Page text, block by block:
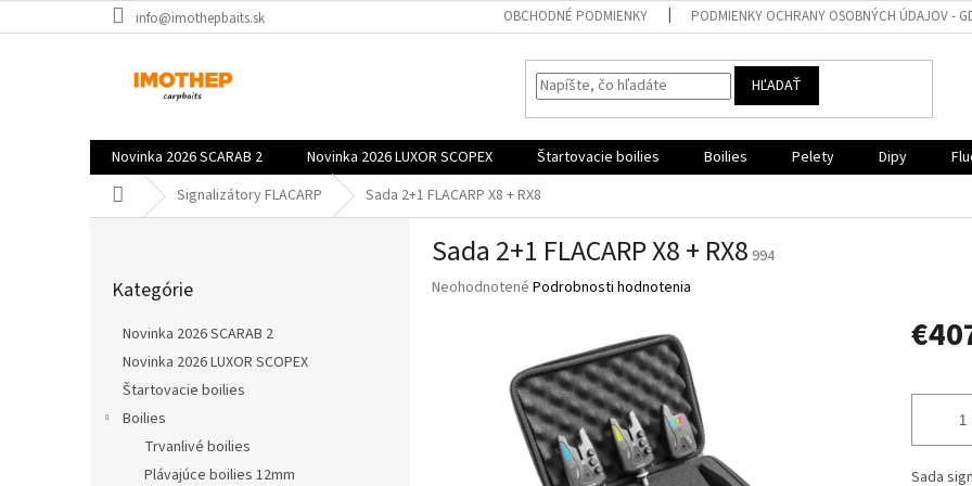
na
info@imothepbaits.sk OBCHODNÉ PODMIENKY PODMIENKY OCHRANY OSOBNÝCH ÚDAJOV -
HĽADAŤ
Novinka 2026 SCARAB 2 Novinka 2026 LUXOR SCOPEX Štartovacie boilies Boilies Pelety Dipy
DomovSignalizátory FLACARP Sada 2+1 FLACARP X8 + RX8
kategórie
Kategórie
Novinka 2026 SCARAB 2
Novinka 2026 LUXOR SCOPEX
Štartovacie boilies
Boilies
Trvanlivé boilies
Plávajúce boilies 12mm
Sada 2+1 FLACARP X8 + RX8 994
Priemerné
Neohodnotené Podrobnosti hodnotenia
cena:
Sada